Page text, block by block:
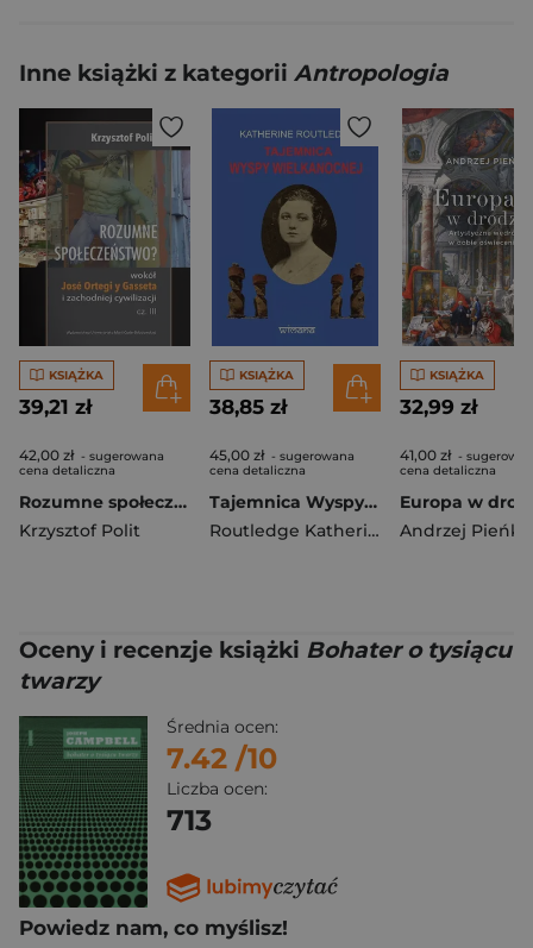
Inne książki z kategorii Antropologia
KSIĄŻKA
39,21 zł
42,00 zł - sugerowana
cena detaliczna
Rozumne społeczeństwo? Wokół José Ortegi y Gasseta i zachodniej cywilizacji. Cz. III
Krzysztof Polit
KSIĄŻKA
38,85 zł
45,00 zł - sugerowana
cena detaliczna
Tajemnica Wyspy Wielkanocnej
Routledge Katherine
KSIĄŻKA
32,99 zł
41,00 zł -
cena detaliczna
Andrzej
Oceny i recenzje książki Bohater o tysiącu
twarzy
Średnia ocen:
7.42 /10
Liczba ocen:
713
Powiedz nam, co myślisz!